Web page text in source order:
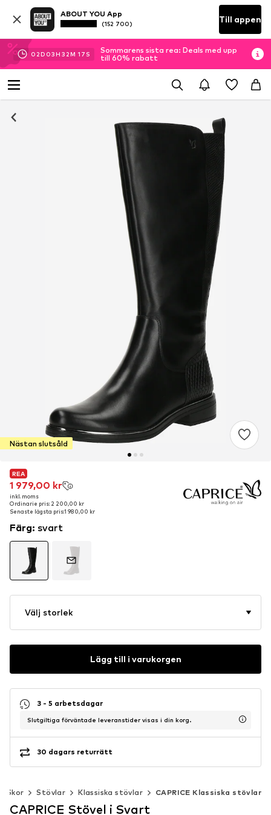
ABOUT YOU App
(152 700) Till appen
02D 03H 32M 17 S
Sommarens sista rea: Deals med upp
till 60% rabatt
Nästan slutsåld
REA
1 979,00 kr
inkl. moms
Ordinarie pris: 2 200,00 kr
Senaste lägsta pris:1 980,00 kr
REA
1 979,00 kr
inkl. moms
Ordinarie pris: 2 200,00 kr
Senaste lägsta pris:1 980,00 kr
Färg: svart
Välj storlek
Lägg till i varukorgen
3 - 5 arbetsdagar
Slutgiltiga förväntade leveranstider visas i din korg.
30 dagars returrätt
Skor Stövlar Klassiska stövlar CAPRICE Klassiska stövlar
CAPRICE Stövel i Svart